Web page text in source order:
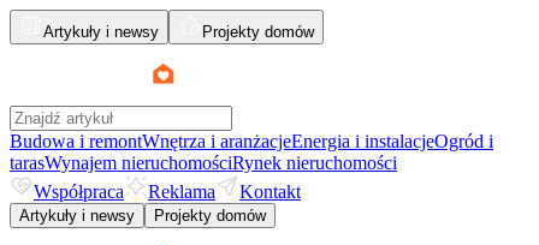
Artykuły i newsy Projekty domów
Budowa i remontWnętrza i aranżacjeEnergia i instalacjeOgród i
tarasWynajem nieruchomościRynek nieruchomości
Współpraca
Reklama Kontakt
Artykuły i newsy Projekty domów